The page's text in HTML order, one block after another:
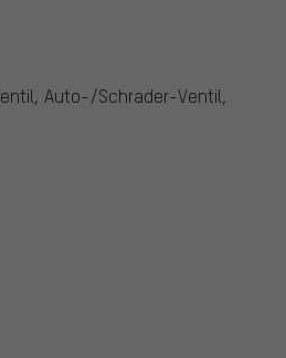
Auto-/Schrader-Ventil,